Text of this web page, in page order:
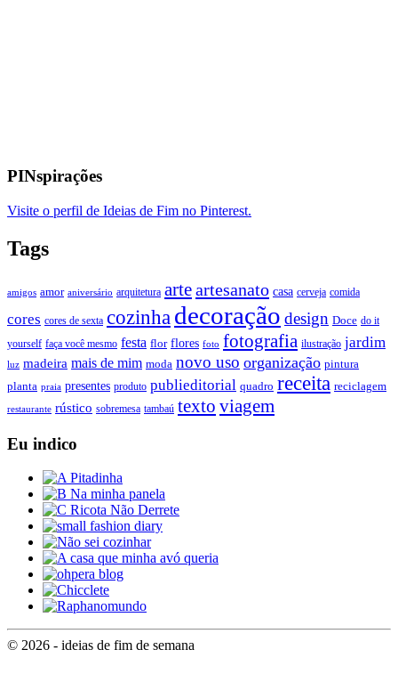
PINspirações
Visite o perfil de Ideias de Fim no Pinterest.
Tags
amigos amor aniversário arquitetura arteartesanato casa cerveja comida
cores cores de sexta cozinha decoração design Doce do it
yourself faça você mesmo festa flor flores foto fotografia ilustração jardim
luz madeira mais de mim moda novo uso organização pintura
planta praia presentes produto publieditorial quadro receita reciclagem
restaurante rústico sobremesa tambaú texto viagem
Eu indico
© 2026 - ideias de fim de semana